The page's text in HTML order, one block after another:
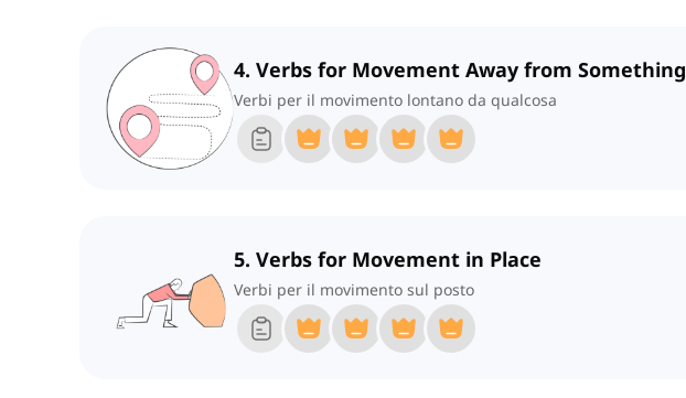
4. Verbs for Movement Away from Something
Verbi per il movimento lontano da qualcosa
5. Verbs for Movement in Place
Verbi per il movimento sul posto